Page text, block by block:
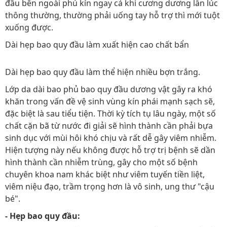
đầu bên ngoài phủ kín ngay cả khi cương dương lẫn lúc
thông thường, thường phải uống tay hỗ trợ thì mới tuột
xuống được.
Dài hẹp bao quy đầu làm xuất hiện cao chất bẩn
Dài hẹp bao quy đầu làm thể hiện nhiều bợn trắng.
Lớp da dài bao phủ bao quy đầu dương vật gây ra khó
khăn trong vấn đề vệ sinh vùng kín phái mạnh sạch sẽ,
đặc biệt là sau tiểu tiện. Thời kỳ tích tụ lâu ngày, một số
chất cặn bã từ nước đi giải sẽ hình thành cần phải bựa
sinh dục với mùi hôi khó chịu và rất dễ gây viêm nhiễm.
Hiện tượng này nếu không được hỗ trợ trị bệnh sẽ dần
hình thành cần nhiễm trùng, gây cho một số bệnh
chuyên khoa nam khác biệt như viêm tuyến tiền liệt,
viêm niệu đạo, trầm trọng hơn là vô sinh, ung thư "cậu
bé".
- Hẹp bao quy đầu: